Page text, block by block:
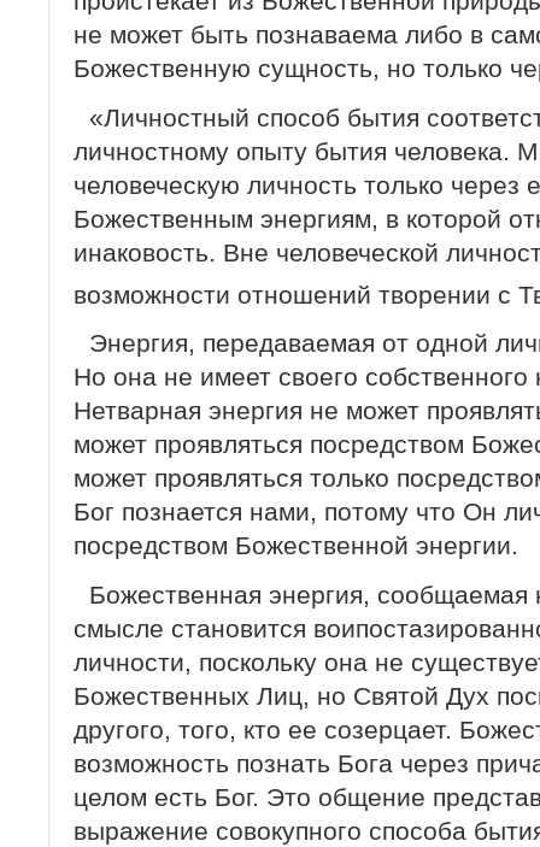
не может быть познаваема либо в
Божественную сущность, но только
«Личностный способ бытия
личностному опыту бытия человека.
человеческую личность только через
Божественным энергиям, в которой
инаковость. Вне человеческой
возможности отношений творении с
Энергия, передаваемая от одной
Но она не имеет своего
Нетварная энергия не может
может проявляться посредством
может проявляться только
Бог познается нами, потому что Он
посредством Божественной энергии.
Божественная энергия,
смысле становится
личности, поскольку она не
Божественных Лиц, но Святой Дух
другого, того, кто ее созерцает.
возможность познать Бога через
целом есть Бог. Это общение
выражение совокупного способа